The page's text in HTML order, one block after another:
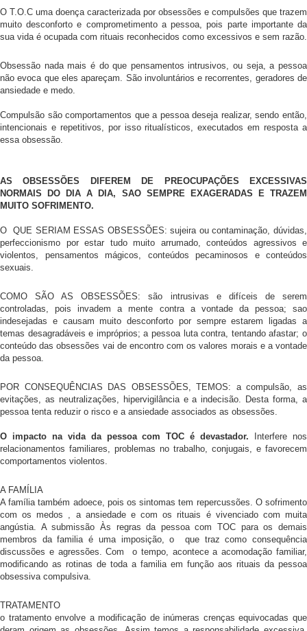
O T.O.C uma doença caracterizada por obsessões e compulsões que trazem
muito desconforto e comprometimento a pessoa, pois parte importante da
sua vida é ocupada com rituais reconhecidos como excessivos e sem razão.
Obsessão nada mais é do que pensamentos intrusivos, ou seja, a pessoa
não evoca que eles apareçam. São involuntários e recorrentes, geradores de
ansiedade e medo.
Compulsão são comportamentos que a pessoa deseja realizar, sendo então,
intencionais e repetitivos, por isso ritualísticos, executados em resposta a
essa obsessão.
AS OBSESSÕES DIFEREM DE PREOCUPAÇÕES EXCESSIVAS
NORMAIS DO DIA A DIA, SAO SEMPRE EXAGERADAS E TRAZEM
MUITO SOFRIMENTO.
O QUE SERIAM ESSAS OBSESSÕES: sujeira ou contaminação, dúvidas,
perfeccionismo por estar tudo muito arrumado, conteúdos agressivos e
violentos, pensamentos mágicos, conteúdos pecaminosos e conteúdos
sexuais.
COMO SÃO AS OBSESSÕES: são intrusivas e difíceis de serem
controladas, pois invadem a mente contra a vontade da pessoa; sao
indesejadas e causam muito desconforto por sempre estarem ligadas a
temas desagradáveis e impróprios; a pessoa luta contra, tentando afastar; o
conteúdo das obsessões vai de encontro com os valores morais e a vontade
da pessoa.
POR CONSEQUÊNCIAS DAS OBSESSÕES, TEMOS: a compulsão, as
evitações, as neutralizações, hipervigilância e a indecisão. Desta forma, a
pessoa tenta reduzir o risco e a ansiedade associados as obsessões.
O impacto na vida da pessoa com TOC é devastador. Interfere nos
relacionamentos familiares, problemas no trabalho, conjugais, e favorecem
comportamentos violentos.
A FAMÍLIA
A família também adoece, pois os sintomas tem repercussões. O sofrimento
com os medos , a ansiedade e com os rituais é vivenciado com muita
angústia. A submissão Às regras da pessoa com TOC para os demais
membros da familia é uma imposição, o que traz como consequência
discussões e agressões. Com o tempo, acontece a acomodação familiar,
modificando as rotinas de toda a familia em função aos rituais da pessoa
obsessiva compulsiva.
TRATAMENTO
o tratamento envolve a modificação de inúmeras crenças equivocadas que